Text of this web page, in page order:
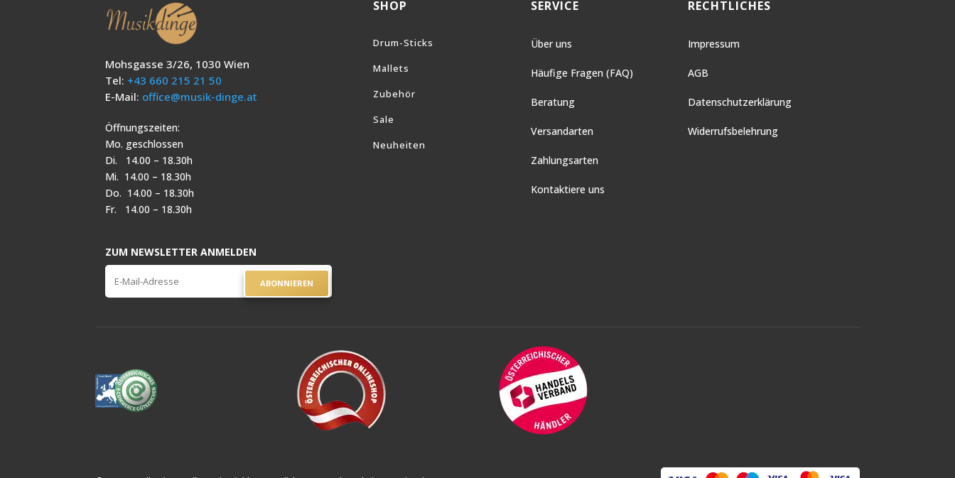
Mohsgasse 3/26, 1030 Wien
Tel: +43 660 215 21 50
E-Mail: office@musik-dinge.at
Öffnungszeiten:
Mo. geschlossen
Di. 14.00 – 18.30h
Mi. 14.00 – 18.30h
Do. 14.00 – 18.30h
Fr. 14.00 – 18.30h
ZUM NEWSLETTER ANMELDEN
ABONNIEREN
SHOP
Drum-Sticks
Mallets
Zubehör
Sale
Neuheiten
SERVICE
Über uns
Häufige Fragen (FAQ)
Beratung
Versandarten
Zahlungsarten
Kontaktiere uns
RECHTLICHES
Impressum
AGB
Datenschutzerklärung
Widerrufsbelehrung